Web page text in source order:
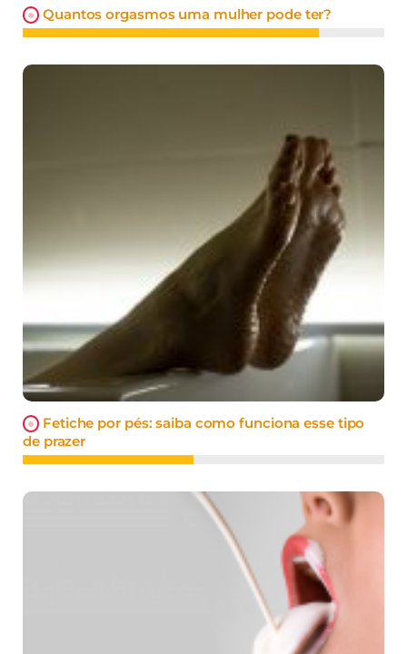
Quantos orgasmos uma mulher pode ter?
Fetiche por pés: saiba como funciona esse tipo
de prazer